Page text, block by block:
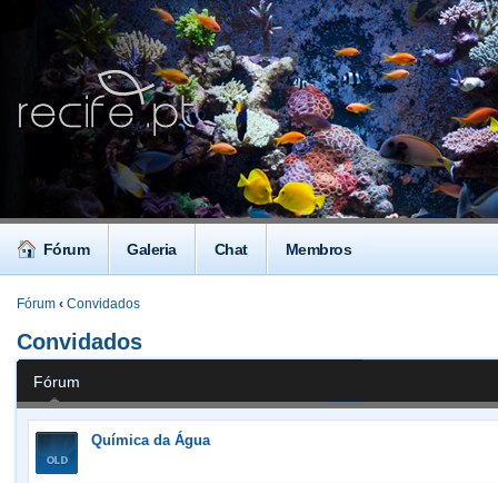
Fórum Galeria Chat Membros
Fórum ‹ Convidados
Convidados
Fórum
Química da Água